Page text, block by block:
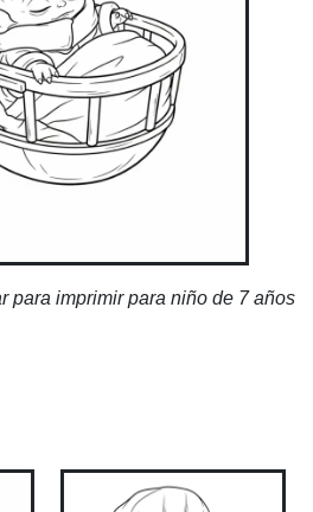
para imprimir para niño de 7 años